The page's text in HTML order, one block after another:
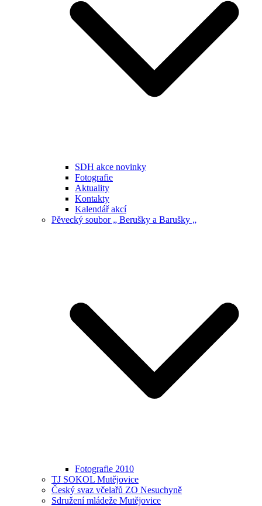
SDH akce novinky
Fotografie
Aktuality
Kontakty
Kalendář akcí
Pěvecký soubor „ Berušky a Barušky „
Fotografie 2010
TJ SOKOL Mutějovice
Český svaz včelařů ZO Nesuchyně
Sdružení mládeže Mutějovice